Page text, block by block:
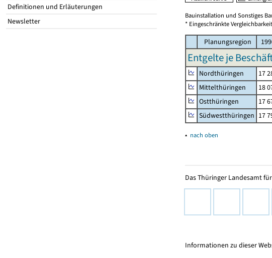
Definitionen und Erläuterungen
Newsletter
Bauinstallation und Sonstiges
* Eingeschränkte
Planungsregion
Entgelte je
Nordthüringen 17
Mittelthüringen
18
Ostthüringen
17
Südwestthüringen 17
▴ nach oben
Das Thüringer Landesamt
Informationen zu dieser